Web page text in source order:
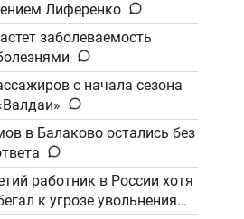
Лиференко
заболеваемость
с начала сезона
в Балаково остались без
работник в России хотя
к угрозе увольнения